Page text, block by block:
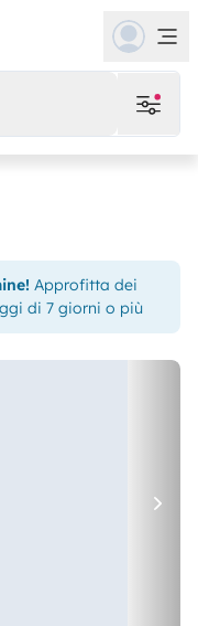
Approfitta dei
di 7 giorni o più